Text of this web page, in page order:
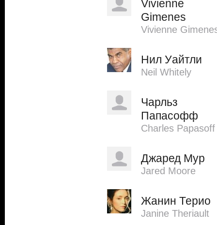
Vivienne
Gimenes
Vivienne
Нил Уайтли
Neil Whitely
Чарльз
Папасофф
Charles Papasoff
Джаред Мур
Jared Moore
Жанин Терио
Janine Theriault